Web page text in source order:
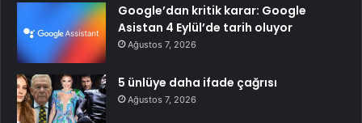
Google’dan kritik karar: Google
Asistan 4 Eylül’de tarih oluyor
Ağustos 7, 2026
5 ünlüye daha ifade çağrısı
Ağustos 7, 2026